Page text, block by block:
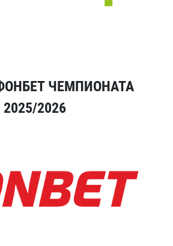
ЧЕМПИОНАТА
2026